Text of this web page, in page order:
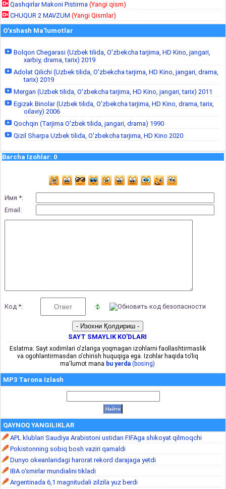
Qashqirlar Makoni Pistirma (Yangi qism)
CHUQUR 2 MAVZUM (Yangi Qismlar)
O'xshash Ma'lumotlar
Bolqon Chegarasi (Uzbek tilida, O'zbekcha tarjima, HD Kino, jangari,
xarbiy, drama, tarix) 2019
Adolat Qilichi (Uzbek tilida, O'zbekcha tarjima, HD Kino, jangari, drama,
tarix) 2019
Mergan (Uzbek tilida, O'zbekcha tarjima, HD Kino, jangari, tarix) 2011
Egizak Binolar (Uzbek tilida, O'zbekcha tarjima, HD Kino, drama, tarix,
oilaviy) 2006
Qochqin (Tarjima O'zbek tilida, jangari, drama) 1990
Qizil Sharpa Uzbek tilida, O'zbekcha tarjima, HD Kino 2020
Barcha Izohlar: 0
Имя *:
Email:
Код *:
SAYT SMAYLIK KO'DLARI
Eslatma: Sayt xodimlari o'zlariga yoqmagan izohlarni faollashtirmaslik
va ogohlantirmasdan o'chirish huquqiga ega. Izohlar haqida to'liq
ma'lumot mana bu yerda (bosing)
MP3 Tarona Izlash
QAYNOQ YANGILIKLAR
APL klublari Saudiya Arabistoni ustidan FIFAga shikoyat qilmoqchi
Pokistonning sobiq bosh vaziri qamaldi
Dunyo okeanlaridagi harorat rekord darajaga yetdi
IBA o‘smirlar mundialini tikladi
Argentinada 6,1 magnitudali zilzila yuz berdi